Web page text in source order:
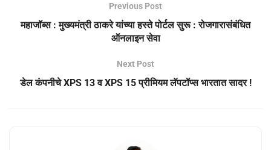
Previous Post
महाजॉब्स : मुख्यमंत्री ठाकरे यांच्या हस्ते पोर्टल सुरू : रोजगारासंबंधित
ऑनलाइन सेवा
Next Post
डेल कंपनीचे XPS 13 व XPS 15 प्रीमियम लॅपटॉप्स भारतात सादर !